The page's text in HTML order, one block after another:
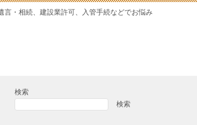
・相続、建設業許可、入管手続などでお悩み
検索
検索